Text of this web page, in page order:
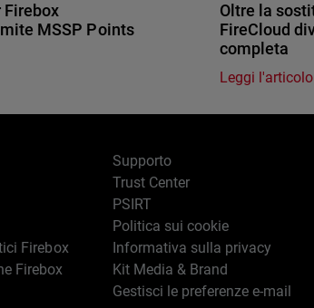
Firebox
MSSP Points
Oltre la
FireCloud
completa
Leggi l'articolo
Firebox
Firebox
Supporto
Trust Center
PSIRT
Politica sui cookie
Informativa sulla privacy
Kit Media & Brand
Gestisci le preferenze e-mail